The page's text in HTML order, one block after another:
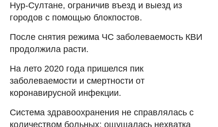
Нур-Султане, ограничив въезд и выезд из
городов с помощью блокпостов.
После снятия режима ЧС заболеваемость КВИ
продолжила расти.
На лето 2020 года пришелся пик
заболеваемости и смертности от
коронавирусной инфекции.
Система здравоохранения не справлялась с
количеством больных: ощущалась нехватка